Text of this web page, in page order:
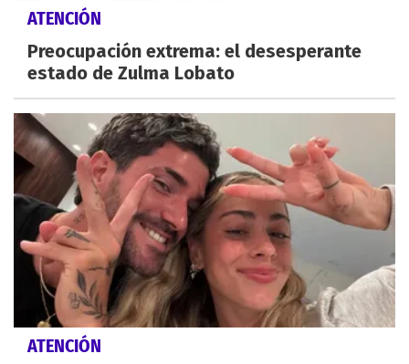
ATENCIÓN
Preocupación extrema: el desesperante
estado de Zulma Lobato
ATENCIÓN